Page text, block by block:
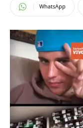
WhatsApp